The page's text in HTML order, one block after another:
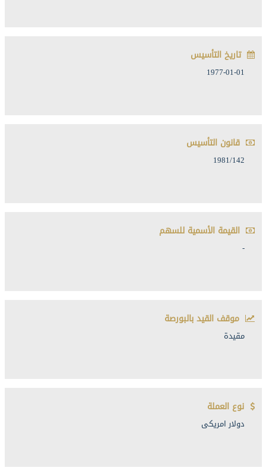
تاريخ التأسيس
1977-01-01
قانون التأسيس
1981/142
القيمة الأسمية للسهم
-
موقف القيد بالبورصة
مقيدة
نوع العملة
دولار امريكى